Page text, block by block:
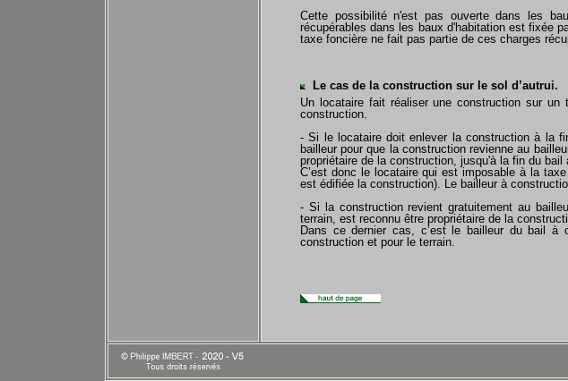
Cette possibilité n'est pas ouverte dans les
récupérables dans les baux d'habitation est fixée
taxe foncière ne fait pas partie de ces charges
Le cas de la construction sur le sol d’autrui.
Un locataire fait réaliser une construction sur
construction.
- Si le locataire doit enlever la construction à la
bailleur pour que la construction revienne au
propriétaire de la construction, jusqu'à la fin du bail
C’est donc le locataire qui est imposable à la
est édifiée la construction). Le bailleur à
- Si la construction revient gratuitement au
terrain, est reconnu être propriétaire de la
Dans ce dernier cas, c’est le bailleur du bail
construction et pour le terrain.